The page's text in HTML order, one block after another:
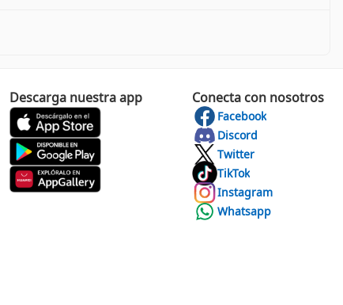
Descarga nuestra app Conecta con nosotros
Facebook
Discord
Twitter
TikTok
Instagram
Whatsapp